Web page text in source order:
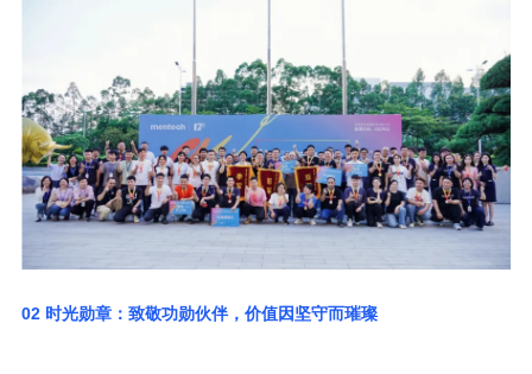
02 时光勋章：致敬功勋伙伴，价值因坚守而璀璨